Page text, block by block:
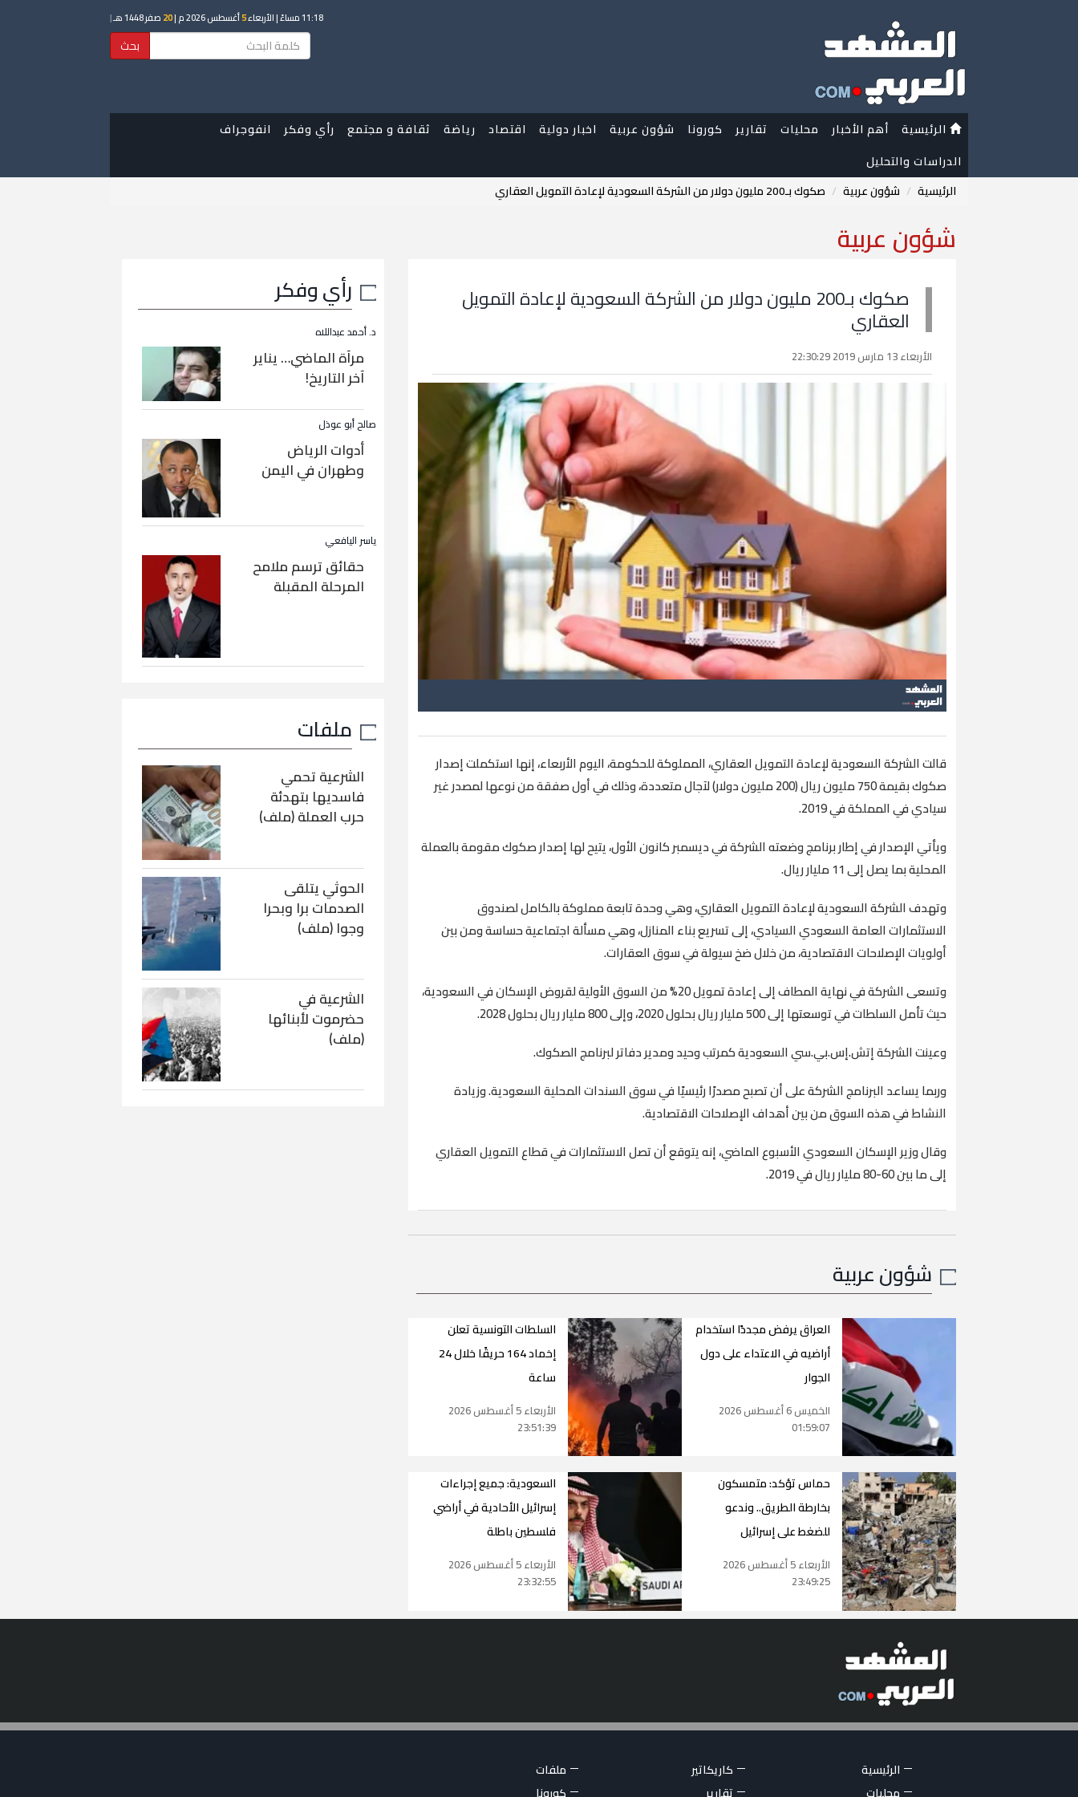
11:18 مساءً | الأربعاء5أغسطس 2026 م | 20 صفر 1448 هـ |
بحث
الرئيسية أهم الأخبار محليات تقارير كورونا شؤون عربية اخبار دولية اقتصاد رياضة ثقافة و مجتمع رأي وفكر
انفوجراف
الدراسات والتحليل
الرئيسية
شؤون عربية صكوك بـ200 مليون دولار من الشركة السعودية لإعادة التمويل العقاري
شؤون عربية
صكوك بـ200 مليون دولار من الشركة السعودية لإعادة التمويل
العقاري
الأربعاء 13 مارس 2019 22:30:29
قالت الشركة السعودية لإعادة التمويل العقاري، المملوكة للحكومة، اليوم الأربعاء، إنها استكملت إصدار
صكوك بقيمة 750 مليون ريال (200 مليون دولار) لآجال متعددة، وذلك في أول صفقة من نوعها لمصدر غير
سيادي في المملكة في 2019.
ويأتي الإصدار في إطار برنامج وضعته الشركة في ديسمبر كانون الأول، يتيح لها إصدار صكوك مقومة بالعملة
المحلية بما يصل إلى 11 مليار ريال.
وتهدف الشركة السعودية لإعادة التمويل العقاري، وهي وحدة تابعة مملوكة بالكامل لصندوق
الاستثمارات العامة السعودي السيادي، إلى تسريع بناء المنازل، وهي مسألة اجتماعية حساسة ومن بين
أولويات الإصلاحات الاقتصادية، من خلال ضخ سيولة في سوق العقارات.
وتسعى الشركة في نهاية المطاف إلى إعادة تمويل 20% من السوق الأولية لقروض الإسكان في السعودية،
حيث تأمل السلطات في توسعتها إلى 500 مليار ريال بحلول 2020، وإلى 800 مليار ريال بحلول 2028.
وعينت الشركة إتش.إس.بي.سي السعودية كمرتب وحيد ومدير دفاتر لبرنامج الصكوك.
وربما يساعد البرنامج الشركة على أن تصبح مصدرًا رئيسيًا في سوق السندات المحلية السعودية. وزيادة
النشاط في هذه السوق من بين أهداف الإصلاحات الاقتصادية.
وقال وزير الإسكان السعودي الأسبوع الماضي، إنه يتوقع أن تصل الاستثمارات في قطاع التمويل العقاري
إلى ما بين 60-80 مليار ريال في 2019.
شؤون عربية
العراق يرفض مجددًا استخدام
أراضيه في الاعتداء على دول
الجوار
الخميس 6 أغسطس 2026
01:59:07
السلطات التونسية تعلن
إخماد 164 حريقًا خلال 24
ساعة
الأربعاء 5 أغسطس 2026
23:51:39
حماس تؤكد: متمسكون
بخارطة الطريق.. وندعو
للضغط على إسرائيل
الأربعاء 5 أغسطس 2026
23:49:25
السعودية: جميع إجراءات
إسرائيل الأحادية في أراضي
فلسطين باطلة
الأربعاء 5 أغسطس 2026
23:32:55
رأي وفكر
د. أحمد عبداللاه
مرآة الماضي… يناير
آخر التاريخ!
صالح أبو عوذل
أدوات الرياض
وطهران في اليمن
ياسر اليافعي
حقائق ترسم ملامح
المرحلة المقبلة
ملفات
الشرعية تحمي
فاسديها بتهدئة
حرب العملة (ملف)
الحوثي يتلقى
الصدمات برا وبحرا
وجوا (ملف)
الشرعية في
حضرموت لأبنائها
(ملف)
الرئيسية كاريكاتير
ملفات